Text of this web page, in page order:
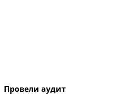
Провели аудит